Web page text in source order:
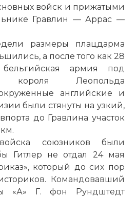
войск и прижатыми
Гравлин — Аррас —
размеры плацдарма
а после того как 28
армия под
короля Леопольда
английские и
были стянуты на узкий,
до Гравлина участок
союзников были
Гитлер не отдал 24 мая
который до сих пор
Командовавший
«А» Г. фон Рундштедт